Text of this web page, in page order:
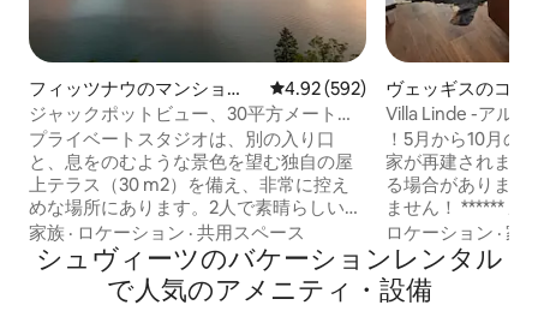
フィッツナウのマンショ
ン・アパート
レビュー592件、5つ星中4.92つ
4.92 (592)
ジャックポットビュー、30平方メートル
の専用屋上テラス付き
プライベートスタジオは、別の入り口
と、息をのむような景色を望む独自の屋
上テラス（30 m2）を備え、非常に控え
めな場所にあります。2人で素晴らしい休
暇をお楽しみください。 このスタジオ
（40 m2）には、エントランスエリア、
完全に機能するキッチン付きの家具付き
のリビングルーム、ウォークインシャワ
家族 · ロケーション · 共用スペース
ヴェッギスのコン
Villa Linde -アル
ビュー
！5月から10月の
家が再建されます
る場合があります
ません！ ****** ルツェルン湖の息をのむ
ような景色が広
ペンシックなホリ
ラックスと静寂を
タイリッシュなデ
ロケーション ·家
シュヴィーツのバケーションレンタル
で人気のアメニティ・設備